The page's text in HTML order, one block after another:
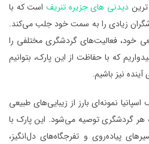
تریندیدنی های جزیره تنریف است که با
زیادی را به سمت خود جلب می‌کند.
خود، فعالیت‌های گردشگری مختلفی را
که با حفاظت از این پارک، بتوانیم
نیز باشیم.
نمونه‌ای بارز از زیبایی‌های طبیعی
هر گردشگری توصیه می‌شود. این پارک با
پیاده‌روی و تفرجگاه‌های دل‌انگیز،